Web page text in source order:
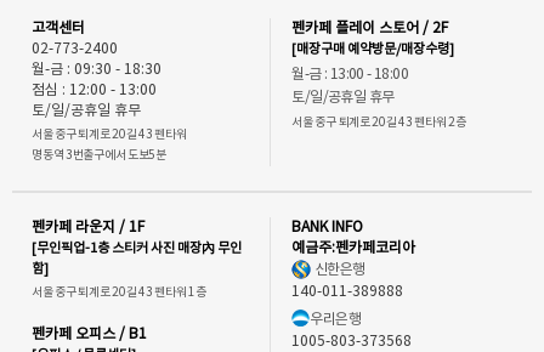
고객센터
02-773-2400
월-금 : 09:30 - 18:30
점심 : 12:00 - 13:00
토/일/공휴일 휴무
서울 중구 퇴계로 20길 43 펜타워
명동역 3번출구에서 도보5분
펜카페 플레이 스토어 / 2F
[매장구매 예약방문/매장수령]
월-금 : 13:00 - 18:00
토/일/공휴일 휴무
서울 중구 퇴계로 20길 43 펜타워 2층
펜카페 라운지 / 1F
[무인픽업-1층 스티커 사진 매장內 무인
함]
서울 중구 퇴계로 20길 43 펜타워 1층
펜카페 오피스 / B1
BANK INFO
예금주:펜카페코리아
신한은행
140-011-389888
우리은행
1005-803-373568